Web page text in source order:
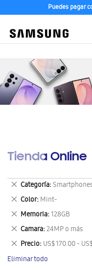
Puedes pagar
Tienda Online
Categoría
Eliminar
este
artículo
Color Mint-
Eliminar
este
artículo
Memoria 128GB
Eliminar
este
artículo
Camara 24MP o más
Eliminar
este
artículo
Precio US$ 170.00 -
Eliminar
este
artículo
Eliminar todo